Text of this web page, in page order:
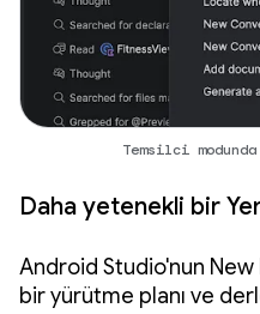
Temsilci
Daha yetenekli bir
Android Studio'nun New
bir yürütme planı ve